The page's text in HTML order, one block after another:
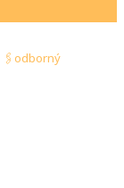
🖇️odborný